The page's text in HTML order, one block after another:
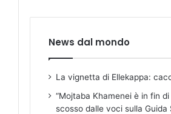
News dal mondo
La vignetta di Ellekappa:
“Mojtaba Khamenei è in fin di
scosso dalle voci sulla Guida